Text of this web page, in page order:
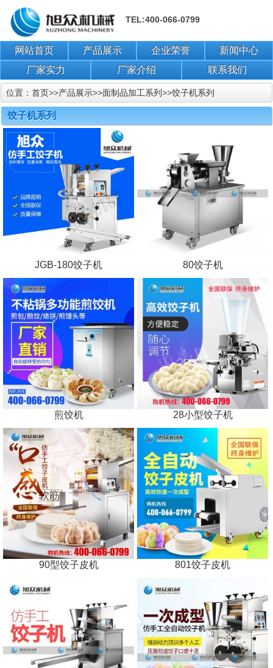
TEL:400-066-0799
网站首页 产品展示 企业荣誉
新闻中心
厂家实力
厂家介绍 联系我们
位置： 首页>>产品展示>>面制品加工系列>>饺子机系列
饺子机系列
JGB-180饺子机 80饺子机
煎饺机 28小型饺子机
90型饺子皮机 801饺子皮机